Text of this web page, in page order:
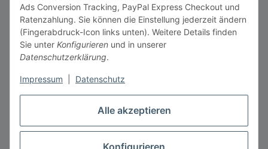
Alle akzeptieren
Ads Conversion Tracking, PayPal Express Checkout und
Ratenzahlung. Sie können die Einstellung jederzeit ändern
(Fingerabdruck-Icon links unten). Weitere Details finden
Sie unter Konfigurieren und in unserer
Datenschutzerklärung.
Impressum Datenschutz
Vertrag widerrufen
** gilt für Lieferungen innerhalb Deutschlands, Lieferzeiten
denVersandkosten